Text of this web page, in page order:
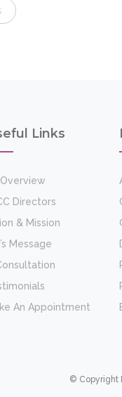
Links
Directors
& Mission
Message
An Appointment
© Copyright